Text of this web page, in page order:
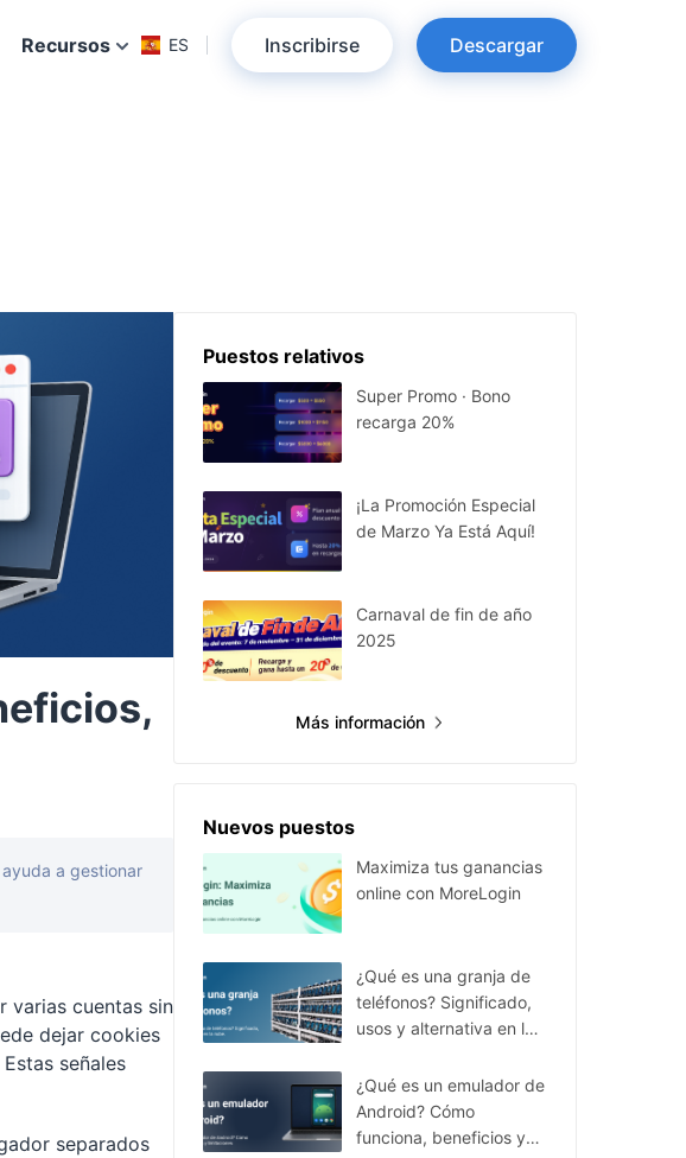
Recursos ES Inscribirse Descargar
a gestionar
varias cuentas sin
dejar cookies
señales
separados
Puestos relativos
Super Promo · Bono
recarga 20%
¡La Promoción Especial
de Marzo Ya Está Aquí!
Carnaval de fin de año
2025
Más información
Nuevos puestos
Maximiza tus ganancias
online con MoreLogin
¿Qué es una granja de
teléfonos? Significado,
usos y alternativa en la
¿Qué es un emulador de
Android? Cómo
funciona, beneficios y